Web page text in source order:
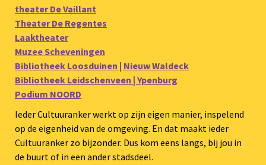
theater De Vaillant
Theater De Regentes
Laaktheater
Muzee Scheveningen
Bibliotheek Loosduinen | Nieuw Waldeck
Bibliotheek Leidschenveen | Ypenburg
Podium NOORD
Ieder Cultuuranker werkt op zijn eigen manier, inspelend
op de eigenheid van de omgeving. En dat maakt ieder
Cultuuranker zo bijzonder. Dus kom eens langs, bij jou in
de buurt of in een ander stadsdeel.